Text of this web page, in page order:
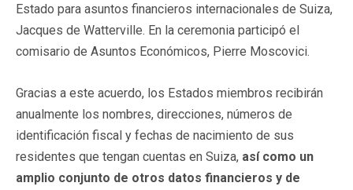
Estado para asuntos financieros internacionales de Suiza,
Jacques de Watterville. En la ceremonia participó el
comisario de Asuntos Económicos, Pierre Moscovici.
Gracias a este acuerdo, los Estados miembros recibirán
anualmente los nombres, direcciones, números de
identificación fiscal y fechas de nacimiento de sus
residentes que tengan cuentas en Suiza, así como un
amplio conjunto de otros datos financieros y de